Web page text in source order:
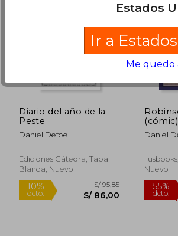
dcto. S/ 73,27
Diario del año de la
Peste
Daniel Defoe
Ediciones Cátedra, Tapa
Blanda, Nuevo
(cómic)
Daniel
Nuevo
Estados
Ir a
Me quedo